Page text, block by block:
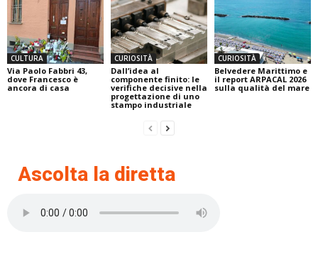
CULTURA
Via Paolo Fabbri 43,
dove Francesco è
ancora di casa
CURIOSITÀ
Dall’idea al
componente finito: le
verifiche decisive nella
progettazione di uno
stampo industriale
CURIOSITÀ
Belvedere Marittimo e
il report ARPACAL 2026
sulla qualità del mare
Ascolta la diretta